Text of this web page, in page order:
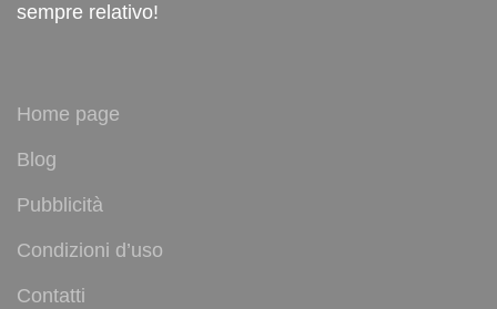
sempre relativo!
Home page
Blog
Pubblicità
Condizioni d’uso
Contatti